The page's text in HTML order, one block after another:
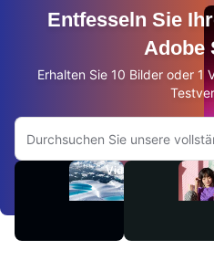
Entfesseln Sie
Adobe
Erhalten Sie 10 Bilder oder 1
Auf Adobe.com suchen
Videos